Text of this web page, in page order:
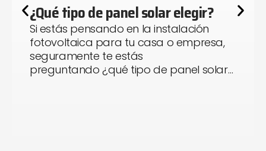
¿Qué tipo de panel solar elegir?
Si estás pensando en la instalación
fotovoltaica para tu casa o empresa,
seguramente te estás
preguntando ¿qué tipo de panel solar…